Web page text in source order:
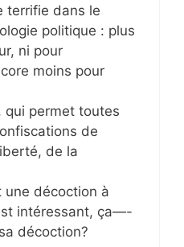
terrifie dans le
politique : plus
ni pour
moins pour
qui permet toutes
de
de la
une décoction à
intéressant, ça—-
décoction?